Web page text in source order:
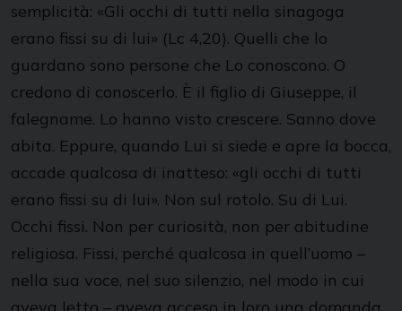
semplicità: «Gli occhi di tutti nella sinagoga
erano fissi su di lui» (Lc 4,20). Quelli che lo
guardano sono persone che Lo conoscono. O
credono di conoscerlo. È il figlio di Giuseppe, il
falegname. Lo hanno visto crescere. Sanno dove
abita. Eppure, quando Lui si siede e apre la bocca,
accade qualcosa di inatteso: «gli occhi di tutti
erano fissi su di lui». Non sul rotolo. Su di Lui.
Occhi fissi. Non per curiosità, non per abitudine
religiosa. Fissi, perché qualcosa in quell’uomo –
nella sua voce, nel suo silenzio, nel modo in cui